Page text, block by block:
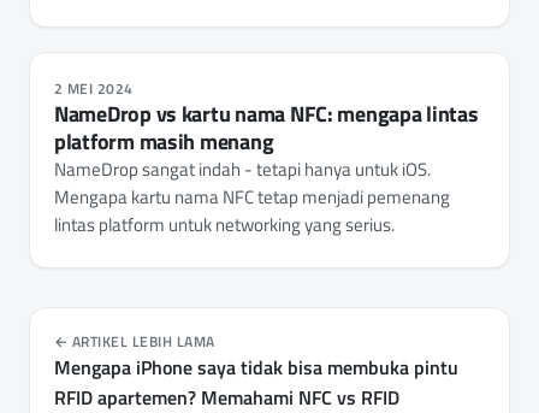
yang perlu ditindaklanjuti.
2 MEI 2024
NameDrop vs kartu nama NFC: mengapa lintas
platform masih menang
NameDrop sangat indah - tetapi hanya untuk iOS.
Mengapa kartu nama NFC tetap menjadi pemenang
lintas platform untuk networking yang serius.
ARTIKEL LEBIH LAMA
Mengapa iPhone saya tidak bisa membuka pintu
RFID apartemen? Memahami NFC vs RFID